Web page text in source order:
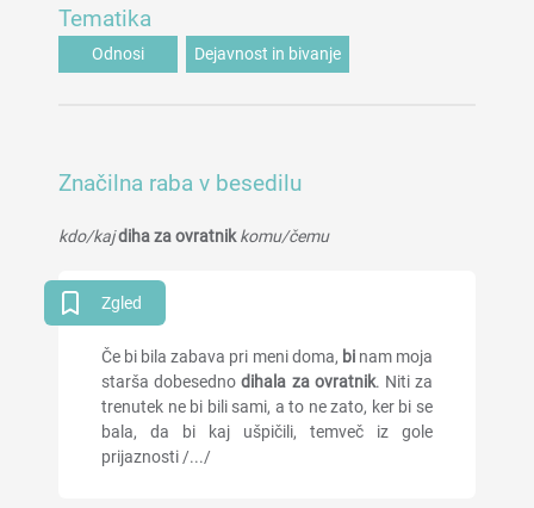
Tematika
Odnosi Dejavnost in bivanje
Značilna raba v besedilu
kdo/kajdiha za ovratnik komu/čemu
Zgled
Če bi bila zabava pri meni doma, binam moja
starša dobesednodihala za ovratnik. Niti za
trenutek ne bi bili sami, a to ne zato, ker bi se
bala, da bi kaj ušpičili, temveč iz gole
prijaznosti /.../